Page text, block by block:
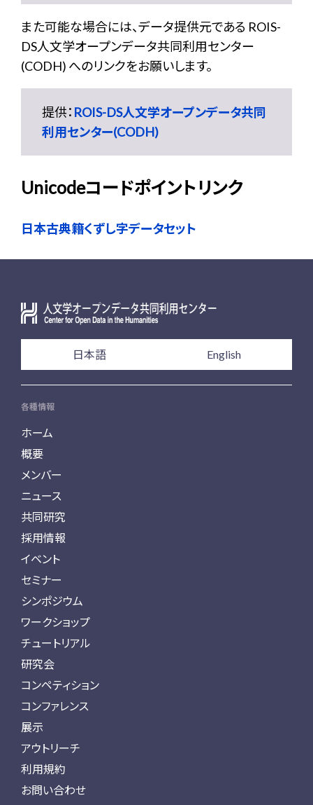
また可能な場合には、データ提供元である ROIS-
DS人文学オープンデータ共同利用センター
(CODH) へのリンクをお願いします。
提供： ROIS-DS人文学オープンデータ共同
利用センター(CODH)
Unicodeコードポイントリンク
日本古典籍くずし字データセット
日本語 English
各種情報
ホーム
概要
メンバー
ニュース
共同研究
採用情報
イベント
セミナー
シンポジウム
ワークショップ
チュートリアル
研究会
コンペティション
コンファレンス
展示
アウトリーチ
利用規約
お問い合わせ